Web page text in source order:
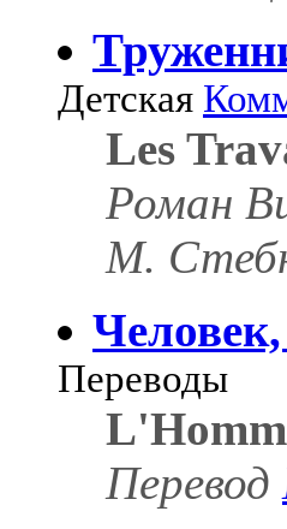
Детская
Les
Роман
М.
Переводы
Перевод